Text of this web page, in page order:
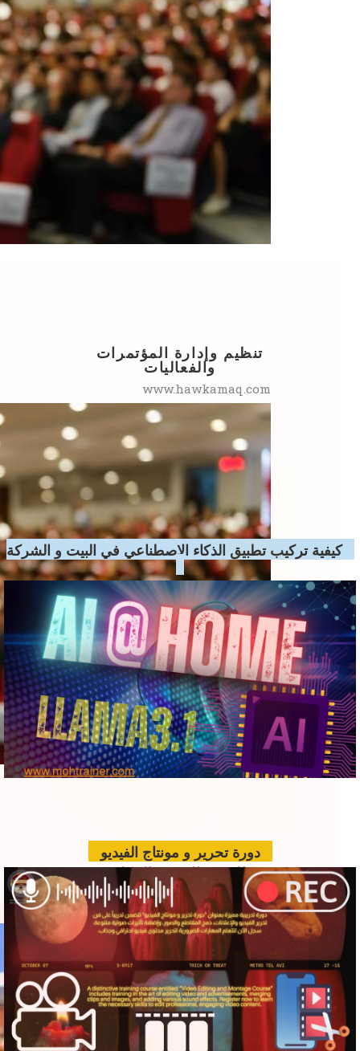
تنظيم وإدارة المؤتمرات
والفعاليات
www.hawkamaq.com
الدعم الفني بالذكاء
الاصطناعي للمؤتمرات
www.hawkamaq.com
كيفية تركيب تطبيق الذكاء الاصطناعي في البيت و الشركة
دورة تحرير و مونتاج الفيديو